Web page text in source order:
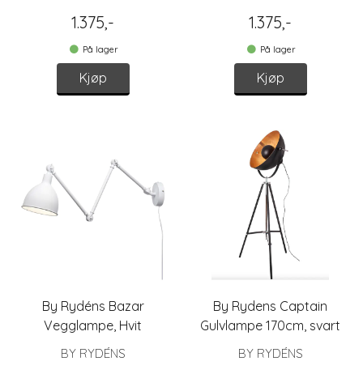
1.375,-
På lager
Kjøp
1.375,-
På lager
Kjøp
By Rydéns Bazar
Vegglampe, Hvit
BY RYDÉNS
By Rydens Captain
Gulvlampe 170cm, svart
BY RYDÉNS